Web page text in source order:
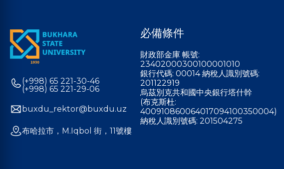
(+998) 65 221-30-46
(+998) 65 221-29-06
buxdu_rektor@buxdu.uz
布哈拉市，M.Iqbol 街，11號樓
必備條件
財政部金庫 帳號:
23402000300100001010
銀行代碼: 00014 納稅人識別號碼:
201122919
烏茲別克共和國中央銀行塔什幹
(布克斯杜:
400910860064017094100350004)
納稅人識別號碼: 201504275